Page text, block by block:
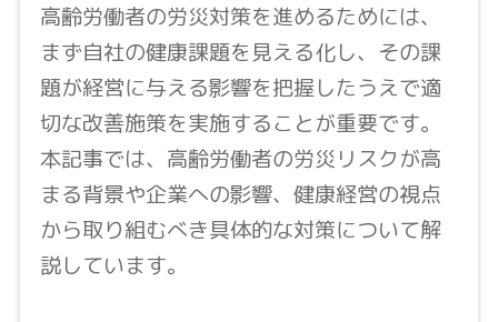
高齢労働者の労災対策を進めるためには、
まず自社の健康課題を見える化し、その課
題が経営に与える影響を把握したうえで適
切な改善施策を実施することが重要です。
本記事では、高齢労働者の労災リスクが高
まる背景や企業への影響、健康経営の視点
から取り組むべき具体的な対策について解
説しています。